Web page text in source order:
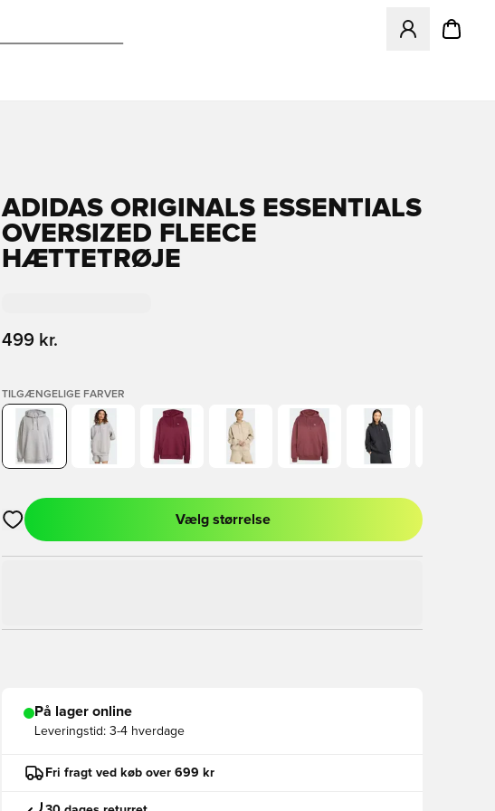
Åbner en
ADIDAS ORIGINALS ESSENTIALS
OVERSIZED FLEECE
HÆTTETRØJE
499 kr.
TILGÆNGELIGE FARVER
Åbner en Modal til at logge ind eller tilmelde dig som medlem
Vælg størrelse
På lager online
Leveringstid: 3-4 hverdage
Fri fragt ved køb over 699 kr